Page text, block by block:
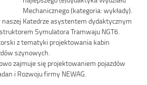
Mechanicznego (kategoria: wykłady).
Katedrze asystentem dydaktycznym
Symulatora Tramwaju NGT6.
z tematyki projektowania kabin
szynowych.
zajmuje się projektowaniem pojazdów
i Rozwoju firmy NEWAG.